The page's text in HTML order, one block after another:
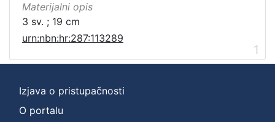
Materijalni opis
3 sv. ; 19 cm
urn:nbn:hr:287:113289
1
Izjava o pristupačnosti
O portalu